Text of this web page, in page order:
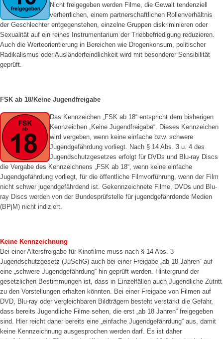
Nicht freigegeben werden Filme, die Gewalt tendenziell
verherrlichen, einem partnerschaftlichen Rollenverhältnis
der Geschlechter entgegenstehen, einzelne Gruppen diskriminieren oder
Sexualität auf ein reines Instrumentarium der Triebbefriedigung reduzieren.
Auch die Werteorientierung in Bereichen wie Drogenkonsum, politischer
Radikalismus oder Ausländerfeindlichkeit wird mit besonderer Sensibilität
geprüft.
FSK ab 18/Keine Jugendfreigabe
Das Kennzeichen „FSK ab 18“ entspricht dem bisherigen
Kennzeichen „Keine Jugendfreigabe“. Dieses Kennzeichen
wird vergeben, wenn keine einfache bzw. schwere
Jugendgefährdung vorliegt. Nach § 14 Abs. 3 u. 4 des
Jugendschutzgesetzes erfolgt für DVDs und Blu-ray Discs
die Vergabe des Kennzeichnens „FSK ab 18“, wenn keine einfache
Jugendgefährdung vorliegt, für die öffentliche Filmvorführung, wenn der Film
nicht schwer jugendgefährdend ist. Gekennzeichnete Filme, DVDs und Blu-
ray Discs werden von der Bundesprüfstelle für jugendgefährdende Medien
(BPjM) nicht indiziert.
Keine Kennzeichnung
Bei einer Altersfreigabe für Kinofilme muss nach § 14 Abs. 3
Jugendschutzgesetz (JuSchG) auch bei einer Freigabe „ab 18 Jahren“ auf
eine „schwere Jugendgefährdung“ hin geprüft werden. Hintergrund der
gesetzlichen Bestimmungen ist, dass in Einzelfällen auch Jugendliche Zutritt
zu den Vorstellungen erhalten könnten. Bei einer Freigabe von Filmen auf
DVD, Blu-ray oder vergleichbaren Bildträgern besteht verstärkt die Gefahr,
dass bereits Jugendliche Filme sehen, die erst „ab 18 Jahren“ freigegeben
sind. Hier reicht daher bereits eine „einfache Jugendgefährdung“ aus, damit
keine Kennzeichnung ausgesprochen werden darf. Es ist daher